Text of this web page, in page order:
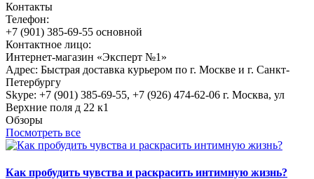
Контакты
Телефон:
+7 (901) 385-69-55 основной
Контактное лицо:
Интернет-магазин «Эксперт №1»
Адрес: Быстрая доставка курьером по г. Москве и г. Санкт-
Петербургу
Skype: +7 (901) 385-69-55, +7 (926) 474-62-06 г. Москва, ул
Верхние поля д 22 к1
Обзоры
Посмотреть все
Как пробудить чувства и раскрасить интимную жизнь?